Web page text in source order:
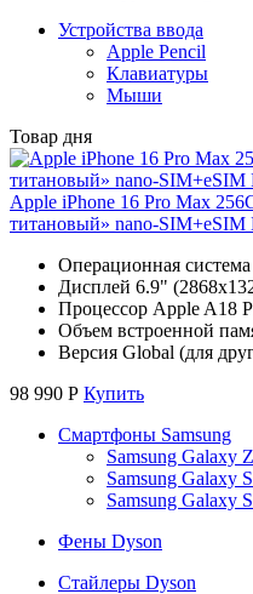
Устройства ввода
Apple Pencil
Клавиатуры
Мыши
Товар дня
Apple iPhone 16 Pro Max
титановый» nano-SIM+eSIM
Операционная
Дисплей 6.9"
Процессор Apple A18
Объем встроенной
Версия Global (для
98 990 Р Купить
Смартфоны Samsung
Samsung Galaxy
Samsung Galaxy
Samsung Galaxy
Фены Dyson
Стайлеры Dyson